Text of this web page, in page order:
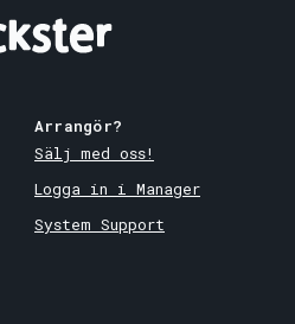
Arrangör?
Sälj med oss!
Logga in i Manager
System Support